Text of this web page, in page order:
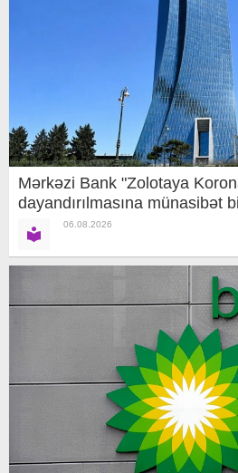
Mərkəzi Bank "Zolotaya
dayandırılmasına münasibət
06.08.2026